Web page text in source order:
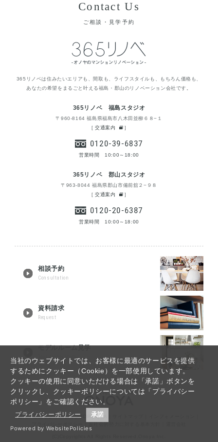
当社のウェブサイトでは、お客様に最適のサービスを提供
するためにクッキー（Cookie）を一部使用しています。
クッキーの使用に同意いただける場合は「承諾」ボタンを
クリックし、クッキーポリシーについては「プライバシー
ポリシー」をご確認ください。
プライバシーポリシー
承諾
Powered by WebsitePolicies
Contact Us
ご相談・見学予約
365リノベは住みたいエリアも、間取も、ライフスタイルも、もちろん価格も、
あなたの希望をまるごと叶える福島・郡山のリノベーション会社です。
365リノベ 福島スタジオ
〒960-8164 福島県福島市八木田並柳６８−１
[交通案内 ]
0120-39-6837
営業時間 10:00～18:00
365リノベ 郡山スタジオ
〒963-8044 福島県郡山市備前舘２−９８
[交通案内 ]
0120-20-6387
営業時間 10:00～18:00
相談予約
Consultation
資料請求
Request
モデルルーム見学
Tour reservation
福島・郡山リノベーションTOP ｜Q&A